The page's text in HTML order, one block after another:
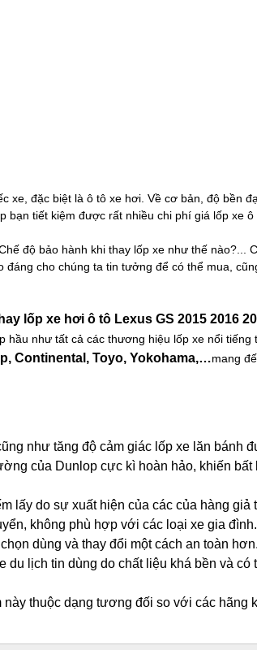
xe, đặc biệt là ô tô xe hơi. Về cơ bản, độ bền
tiết kiệm được rất nhiều chi phí giá lốp xe
độ bảo hành khi thay lốp xe như thế nào?...
cho chúng ta tin tưởng để có thể mua,
lốp xe hơi ô tô Lexus GS 2015 2016
hầu như tất cả các thương hiệu lốp xe nổi tiếng
Continental, Toyo, Yokohama,…mang
như tăng độ cảm giác lốp xe lăn bánh
của Dunlop cực kì hoàn hảo, khiến bất
lấy do sự xuất hiện của các của hàng giả
không phù hợp với các loại xe gia đình.
dùng và thay đổi một cách an toàn hơn.
du lịch tin dùng do chất liệu khá bền và
thuộc dạng tương đối so với các hãng